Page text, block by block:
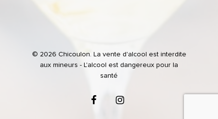
© 2026 Chicoulon. La vente d'alcool est interdite
aux mineurs - L'alcool est dangereux pour la
santé